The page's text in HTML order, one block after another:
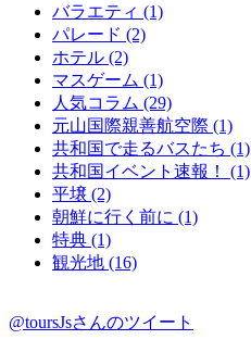
バラエティ (1)
パレード (2)
ホテル (2)
マスゲーム (1)
人気コラム (29)
元山国際親善航空際 (1)
共和国で走るバスたち (1)
共和国イベント速報！ (1)
平壌 (2)
朝鮮に行く前に (1)
特典 (1)
観光地 (16)
@toursJsさんのツイート